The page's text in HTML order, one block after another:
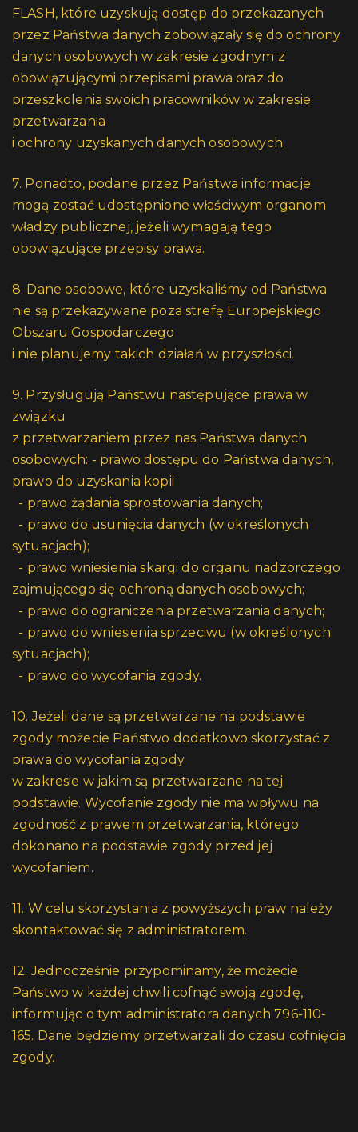
FLASH, które uzyskują dostęp do przekazanych
przez Państwa danych zobowiązały się do ochrony
danych osobowych w zakresie zgodnym z
obowiązującymi przepisami prawa oraz do
przeszkolenia swoich pracowników w zakresie
przetwarzania
i ochrony uzyskanych danych osobowych
7. Ponadto, podane przez Państwa informacje
mogą zostać udostępnione właściwym organom
władzy publicznej, jeżeli wymagają tego
obowiązujące przepisy prawa.
8. Dane osobowe, które uzyskaliśmy od Państwa
nie są przekazywane poza strefę Europejskiego
Obszaru Gospodarczego
i nie planujemy takich działań w przyszłości.
9. Przysługują Państwu następujące prawa w
związku
z przetwarzaniem przez nas Państwa danych
osobowych: - prawo dostępu do Państwa danych,
prawo do uzyskania kopii
- prawo żądania sprostowania danych;
- prawo do usunięcia danych (w określonych
sytuacjach);
- prawo wniesienia skargi do organu nadzorczego
zajmującego się ochroną danych osobowych;
- prawo do ograniczenia przetwarzania danych;
- prawo do wniesienia sprzeciwu (w określonych
sytuacjach);
- prawo do wycofania zgody.
10. Jeżeli dane są przetwarzane na podstawie
zgody możecie Państwo dodatkowo skorzystać z
prawa do wycofania zgody
w zakresie w jakim są przetwarzane na tej
podstawie. Wycofanie zgody nie ma wpływu na
zgodność z prawem przetwarzania, którego
dokonano na podstawie zgody przed jej
wycofaniem.
11. W celu skorzystania z powyższych praw należy
skontaktować się z administratorem.
12. Jednocześnie przypominamy, że możecie
Państwo w każdej chwili cofnąć swoją zgodę,
informując o tym administratora danych 796-110-
165. Dane będziemy przetwarzali do czasu cofnięcia
zgody.